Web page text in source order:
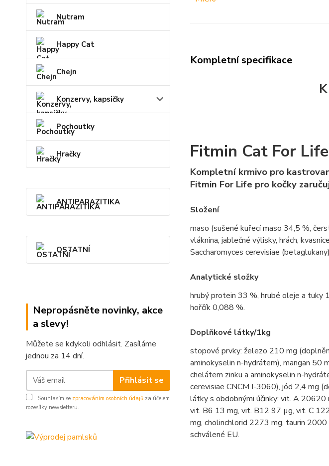
Nutram
Happy Cat
Chejn
Konzervy, kapsičky
Pochoutky
Hračky
ANTIPARAZITIKA
OSTATNÍ
Nepropásněte novinky, akce
a slevy!
Můžete se kdykoli odhlásit. Zasíláme
jednou za 14 dní.
Přihlásit se
Souhlasím se zpracováním osobních údajů za účelem
rozesílky newsletteru.
Kompletní specifikace
Fitmin Cat For
Kompletní krmivo pro
Fitmin For Life pro kočky
Složení
maso (sušené kuřecí maso 34,5 %,
vláknina, jablečné výlisky, hrách,
Saccharomyces cerevisiae
Analytické složky
hrubý protein 33 %, hrubé oleje a tuky
hořčík 0,088 %.
Doplňkové látky/1kg
stopové prvky: železo 210 mg
aminokyselin n-hydrátem), mangan 50
chelátem zinku a aminokyselin n-
cerevisiae CNCM I-3060), jód 2,4 mg
látky s obdobnými účinky: vit. A
vit. B6 13 mg, vit. B12 97 µg, vit. C
mg, cholinchlorid 2273 mg, taurin
schválené EU.